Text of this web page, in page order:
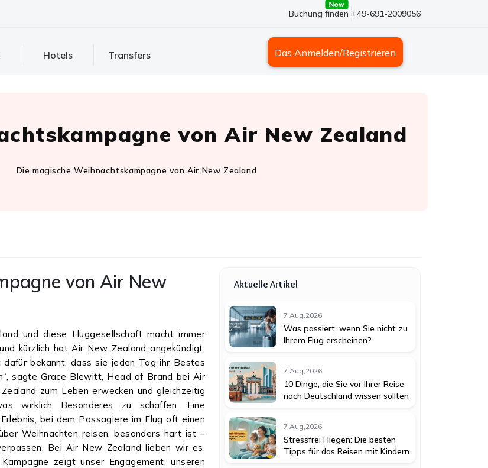
Buchung finden +49-691-2009056
Hotels Transfers Das Anmelden/Registrieren
von Air New Zealand
Die magische Weihnachtskampagne von Air New Zealand
von Air New
und diese Fluggesellschaft macht immer
kürzlich hat Air New Zealand angekündigt,
bekannt, dass sie jeden Tag ihr Bestes
sagte Grace Blewitt, Head of Brand bei Air
zum Leben erwecken und gleichzeitig
wirklich Besonderes zu schaffen. Eine
bei dem Passagiere im Flug oft einen
Weihnachten reisen, besonders hart ist –
Bei Air New Zealand lieben wir es,
zeigt unser Engagement, unseren
Aktuelle Artikel
7 Aug,2026
Was passiert, wenn Sie nicht zu
Ihrem Flug erscheinen?
7 Aug,2026
10 Dinge, die Sie vor Ihrer Reise
nach Deutschland wissen sollten
7 Aug,2026
Stressfrei Fliegen: Die besten
Tipps für das Reisen mit Kindern